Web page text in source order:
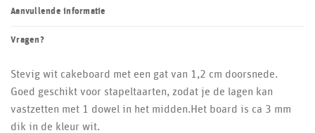
Aanvullende informatie
Vragen?
Stevig wit cakeboard met een gat van 1,2 cm doorsnede.
Goed geschikt voor stapeltaarten, zodat je de lagen kan
vastzetten met 1 dowel in het midden.Het board is ca 3 mm
dik in de kleur wit.